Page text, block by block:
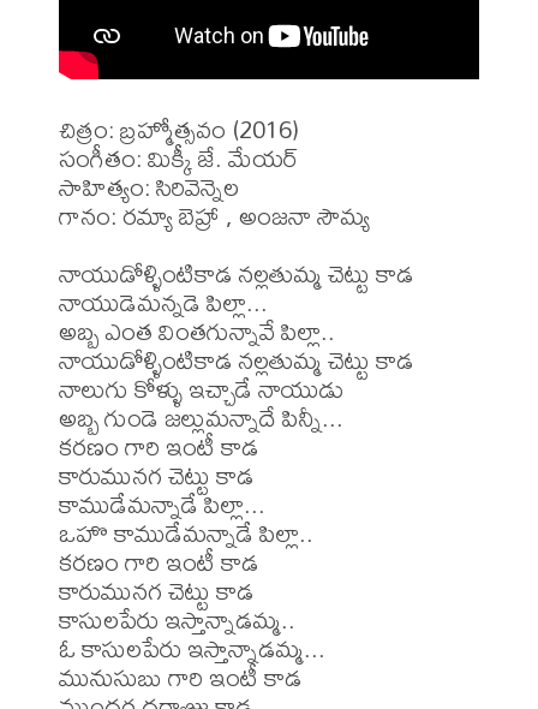
చిత్రం: బ్రహ్మోత్సవం (2016)
సంగీతం: మిక్కీ జే. మేయర్
సాహిత్యం: సిరివెన్నెల
గానం: రమ్యా బెహ్రా , అంజనా సౌమ్య
నాయుడోళ్ళింటికాడ నల్లతుమ్మ చెట్టు కాడ
నాయుడెమన్నడె పిల్లా...
అబ్బ ఎంత వింతగున్నావే పిల్లా..
నాయుడోళ్ళింటికాడ నల్లతుమ్మ చెట్టు కాడ
నాలుగు కోళ్ళు ఇచ్చాడే నాయుడు
అబ్బ గుండె జల్లుమన్నాదే పిన్నీ...
కరణం గారి ఇంటీ కాడ
కారుమునగ చెట్టు కాడ
కాముడేమన్నాడే పిల్లా...
ఒహొ కాముడేమన్నాడే పిల్లా..
కరణం గారి ఇంటీ కాడ
కారుమునగ చెట్టు కాడ
కాసులపేరు ఇస్తాన్నాడమ్మ..
ఓ కాసులపేరు ఇస్తాన్నాడమ్మ...
మునుసుబు గారి ఇంటీ కాడ